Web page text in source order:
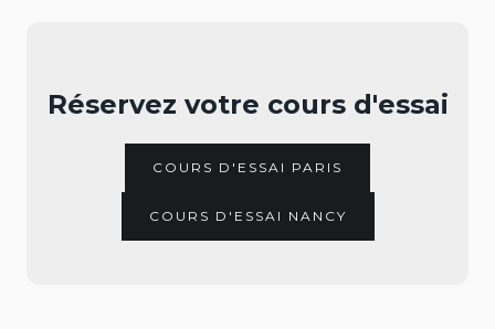
Réservez votre cours d'essai
COURS D'ESSAI PARIS
COURS D'ESSAI NANCY